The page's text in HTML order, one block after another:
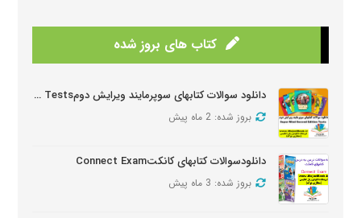
کتاب های بروز شده
دانلود سوالات کتابهای سوپرمایند ویرایش دومSuper Mind Tests
بروز شده: 2 ماه پیش
دانلودسوالات کتابهای کانکتConnect Exam
بروز شده: 3 ماه پیش